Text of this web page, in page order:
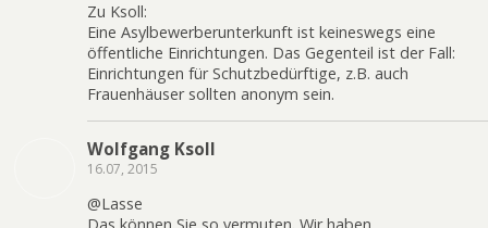
Zu Ksoll:
Eine Asylbewerberunterkunft ist keineswegs eine
öffentliche Einrichtungen. Das Gegenteil ist der Fall:
Einrichtungen für Schutzbedürftige, z.B. auch
Frauenhäuser sollten anonym sein.
Wolfgang Ksoll
16.07, 2015
@Lasse